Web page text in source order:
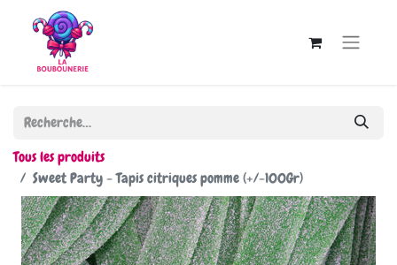
Tous les produits
Sweet Party - Tapis citriques pomme (+/-100Gr)